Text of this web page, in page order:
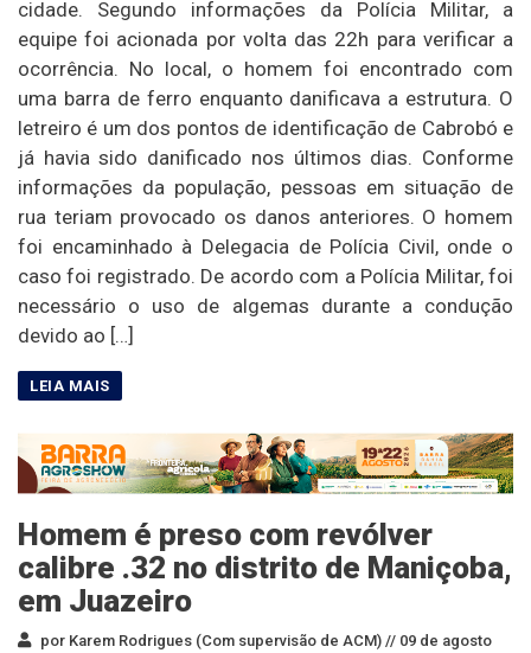
cidade. Segundo informações da Polícia Militar, a
equipe foi acionada por volta das 22h para verificar a
ocorrência. No local, o homem foi encontrado com
uma barra de ferro enquanto danificava a estrutura. O
letreiro é um dos pontos de identificação de Cabrobó e
já havia sido danificado nos últimos dias. Conforme
informações da população, pessoas em situação de
rua teriam provocado os danos anteriores. O homem
foi encaminhado à Delegacia de Polícia Civil, onde o
caso foi registrado. De acordo com a Polícia Militar, foi
necessário o uso de algemas durante a condução
devido ao […]
Homem é preso com revólver
calibre .32 no distrito de Maniçoba,
em Juazeiro
por Karem Rodrigues (Com supervisão de ACM) // 09 de agosto